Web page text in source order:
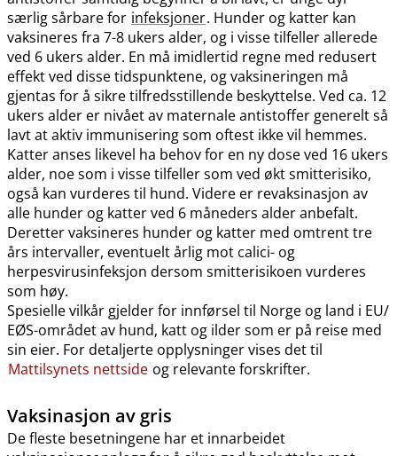
særlig sårbare for infeksjoner. Hunder og katter kan
vaksineres fra 7-8 ukers alder, og i visse tilfeller allerede
ved 6 ukers alder. En må imidlertid regne med redusert
effekt ved disse tidspunktene, og vaksineringen må
gjentas for å sikre tilfredsstillende beskyttelse. Ved ca. 12
ukers alder er nivået av maternale antistoffer generelt så
lavt at aktiv immunisering som oftest ikke vil hemmes.
Katter anses likevel ha behov for en ny dose ved 16 ukers
alder, noe som i visse tilfeller som ved økt smitterisiko,
også kan vurderes til hund. Videre er revaksinasjon av
alle hunder og katter ved 6 måneders alder anbefalt.
Deretter vaksineres hunder og katter med omtrent tre
års intervaller, eventuelt årlig mot calici- og
herpesvirusinfeksjon dersom smitterisikoen vurderes
som høy.
Spesielle vilkår gjelder for innførsel til Norge og land i EU​/​
EØS-området av hund, katt og ilder som er på reise med
sin eier. For detaljerte opplysninger vises det til
Mattilsynets nettside og relevante forskrifter.
Vaksinasjon av gris
De fleste besetningene har et innarbeidet